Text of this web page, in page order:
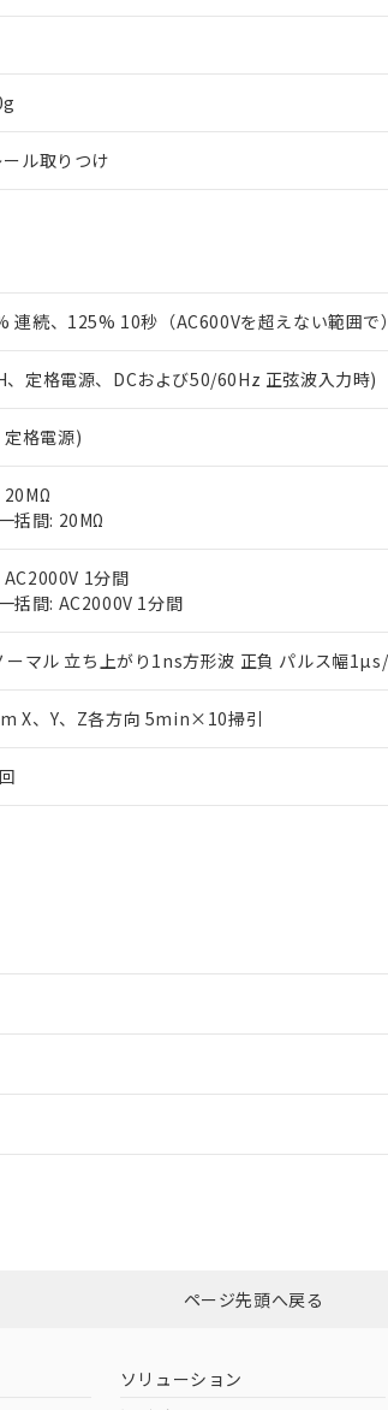
ル取りつけ
連続、125% 10秒（AC600Vを超えない範囲で）
定格電源、DCおよび50/60Hz 正弦波入力時)
格電源)
20MΩ
括間: 20MΩ
1分間
括間: AC2000V 1分間
ーマル 立ち上がり1ns方形波 正負 パルス幅
X、Y、Z各方向 5min×10掃引
ダウンロードはこちら
（日本
（アメリカ
ページ先頭へ戻る
ソリューション